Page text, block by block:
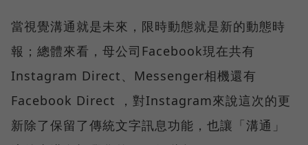
當視覺溝通就是未來，限時動態就是新的動態時
報；總體來看，母公司Facebook現在共有
Instagram Direct、Messenger相機還有
Facebook Direct ，對Instagram來說這次的更
新除了保留了傳統文字訊息功能，也讓「溝通」